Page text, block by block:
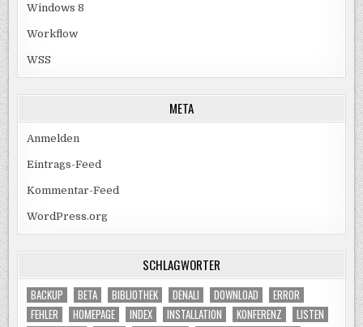
Windows 8
Workflow
WSS
META
Anmelden
Eintrags-Feed
Kommentar-Feed
WordPress.org
SCHLAGWÖRTER
BACKUP BETA BIBLIOTHEK DENALI DOWNLOAD
ERROR
FEHLER
HOMEPAGE INDEX INSTALLATION KONFERENZ
LISTEN